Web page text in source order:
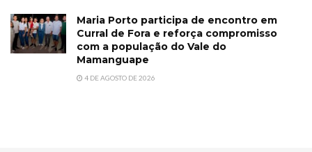
Maria Porto participa de encontro em
Curral de Fora e reforça compromisso
com a população do Vale do
Mamanguape
4 DE AGOSTO DE 2026